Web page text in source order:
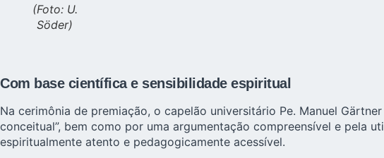
(Foto: U.
Söder)
Com base científica e sensibilidade espiritual
Na cerimônia de premiação, o capelão universitário Pe. Manuel
conceitual”, bem como por uma argumentação compreensível e pela
espiritualmente atento e pedagogicamente acessível.